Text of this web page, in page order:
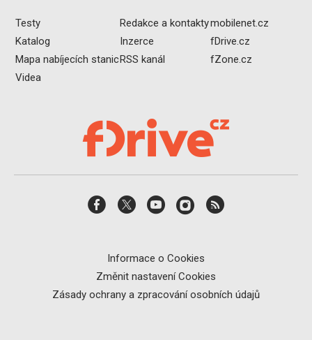
Testy
Katalog
Mapa nabíjecích stanic
Videa
Redakce a kontakty
Inzerce
RSS kanál
mobilenet.cz
fDrive.cz
fZone.cz
Informace o Cookies
Změnit nastavení Cookies
Zásady ochrany a zpracování osobních údajů